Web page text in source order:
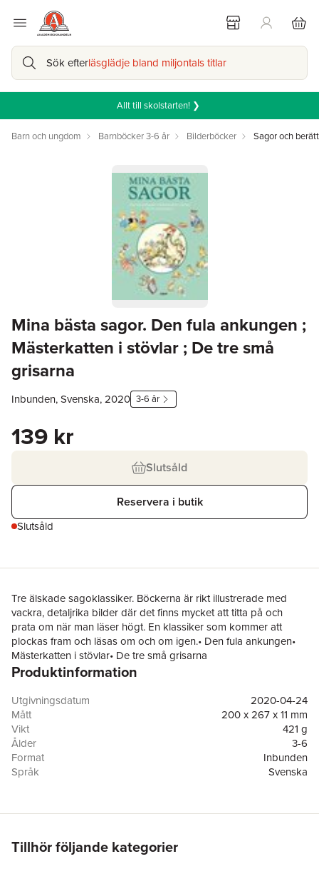
Sök efterläsglädje bland miljontals titlar
Allt till skolstarten! ❯
Barn och ungdom Barnböcker 3-6 år Bilderböcker Sagor och
Mina bästa sagor. Den fula ankungen ;
Mästerkatten i stövlar ; De tre små
grisarna
Inbunden, Svenska, 2020 3-6 år
139 kr
Slutsåld
Reservera i butik
Slutsåld
Tre älskade sagoklassiker. Böckerna är rikt illustrerade med
vackra, detaljrika bilder där det finns mycket att titta på och
prata om när man läser högt. En klassiker som kommer att
plockas fram och läsas om och om igen.• Den fula ankungen•
Mästerkatten i stövlar• De tre små grisarna
”Om du vill att dina barn ska bli begåvade så ska du läsa
ska du läsa ännu fler sagor.”
Albert Einstein
Produktinformation
Utgivningsdatum
2020-04-24
Mått
200 x 267 x 11 mm
Vikt
421 g
Ålder
3-6
Format
Inbunden
Språk
Svenska
Förlag
Legind A/S
Miljömärkning
Tillhör följande kategorier